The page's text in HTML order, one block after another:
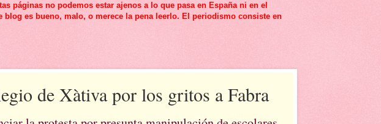
páginas no podemos estar ajenos a lo que pasa en España ni en el
blog es bueno, malo, o merece la pena leerlo. El periodismo consiste en
de Xàtiva por los gritos a Fabra